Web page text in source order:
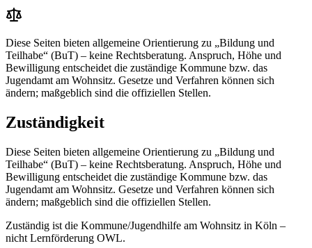
Diese Seiten bieten allgemeine Orientierung zu „Bildung und
Teilhabe“ (BuT) – keine Rechtsberatung. Anspruch, Höhe und
Bewilligung entscheidet die zuständige Kommune bzw. das
Jugendamt am Wohnsitz. Gesetze und Verfahren können sich
ändern; maßgeblich sind die offiziellen Stellen.
Zuständigkeit
Diese Seiten bieten allgemeine Orientierung zu „Bildung und
Teilhabe“ (BuT) – keine Rechtsberatung. Anspruch, Höhe und
Bewilligung entscheidet die zuständige Kommune bzw. das
Jugendamt am Wohnsitz. Gesetze und Verfahren können sich
ändern; maßgeblich sind die offiziellen Stellen.
Zuständig ist die Kommune/Jugendhilfe am Wohnsitz in Köln –
nicht Lernförderung OWL.